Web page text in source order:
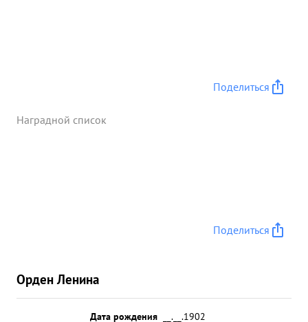
Поделиться
Наградной список
Поделиться
Орден Ленина
Дата рождения __.__.1902